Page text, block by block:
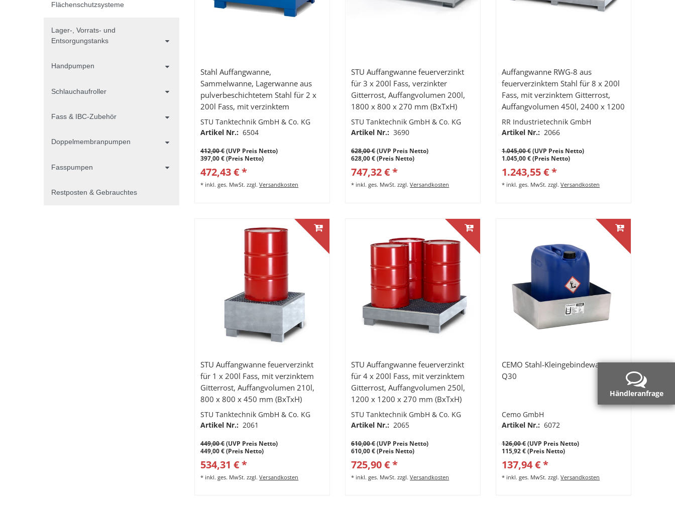
Händleranfrage
Flächenschutzsysteme
Lager-, Vorrats- und
Entsorgungstanks
Handpumpen
Schlauchaufroller
Fass & IBC-Zubehör
Doppelmembranpumpen
Fasspumpen
Restposten & Gebrauchtes
Stahl Auffangwanne,
Sammelwanne, Lagerwanne aus
pulverbeschichtetem Stahl für 2 x
200l Fass, mit verzinktem
Gitterrost, Auffangvolumen 210l,
1200 x 800 x 350 mm (BxTxH)
STU Tanktechnik GmbH & Co. KG
Artikel Nr.: 6504
412,00 €(UVP Preis Netto)
397,00 € (Preis Netto)
472,43 € *
* inkl. ges. MwSt. zzgl.Versandkosten
STU Auffangwanne feuerverzinkt
für 3 x 200l Fass, verzinkter
Gitterrost, Auffangvolumen 200l,
1800 x 800 x 270 mm (BxTxH)
STU Tanktechnik GmbH & Co. KG
Artikel Nr.: 3690
628,00 €(UVP Preis Netto)
628,00 € (Preis Netto)
747,32 € *
* inkl. ges. MwSt. zzgl.Versandkosten
Auffangwanne RWG-8 aus
feuerverzinktem Stahl für 8 x 200l
Fass, mit verzinktem Gitterrost,
Auffangvolumen 450l, 2400 x 1200
x 250 mm (BxTxH)
RR Industrietechnik GmbH
Artikel Nr.: 2066
1.045,00 €(UVP Preis Netto)
1.045,00 € (Preis Netto)
1.243,55 € *
* inkl. ges. MwSt. zzgl.Versandkosten
STU Auffangwanne feuerverzinkt
für 1 x 200l Fass, mit verzinktem
Gitterrost, Auffangvolumen 210l,
800 x 800 x 450 mm (BxTxH)
STU Tanktechnik GmbH & Co. KG
Artikel Nr.: 2061
449,00 €(UVP Preis Netto)
449,00 € (Preis Netto)
534,31 € *
* inkl. ges. MwSt. zzgl.Versandkosten
STU Auffangwanne feuerverzinkt
für 4 x 200l Fass, mit verzinktem
Gitterrost, Auffangvolumen 250l,
1200 x 1200 x 270 mm (BxTxH)
STU Tanktechnik GmbH & Co. KG
Artikel Nr.: 2065
610,00 €(UVP Preis Netto)
610,00 € (Preis Netto)
725,90 € *
* inkl. ges. MwSt. zzgl.Versandkosten
CEMO Stahl-Kleingebindewanne
Q30
Cemo GmbH
Artikel Nr.: 6072
126,00 €(UVP Preis Netto)
115,92 € (Preis Netto)
137,94 € *
* inkl. ges. MwSt. zzgl.Versandkosten